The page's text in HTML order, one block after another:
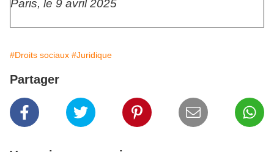
Paris, le 9 avril 2025
#Droits sociaux #Juridique
Partager